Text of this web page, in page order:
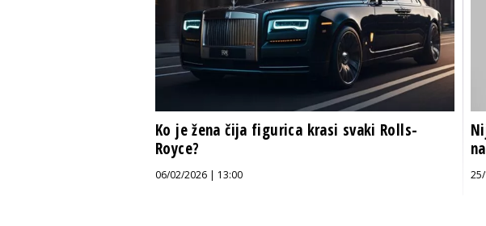
Ko je žena čija figurica krasi svaki Rolls-
Royce?
06/02/2026 | 13:00